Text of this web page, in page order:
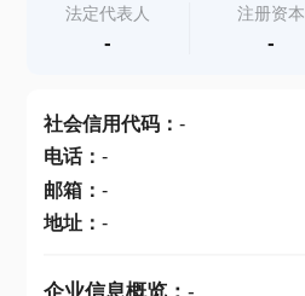
查产地
法定代表人
-
注册资本
-
社会信用代码： -
电话： -
邮箱： -
地址： -